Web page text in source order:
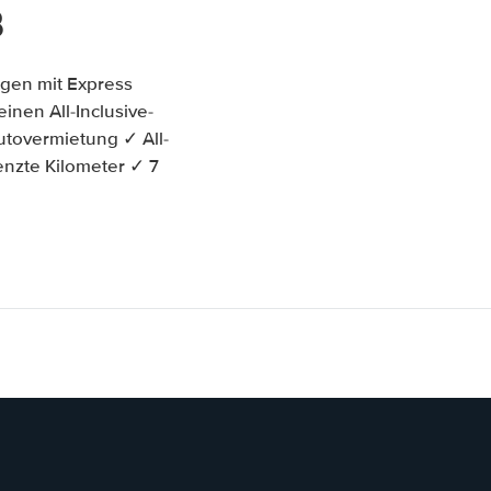
mit Express
All-Inclusive-
✓ All-
Kilometer ✓ 7